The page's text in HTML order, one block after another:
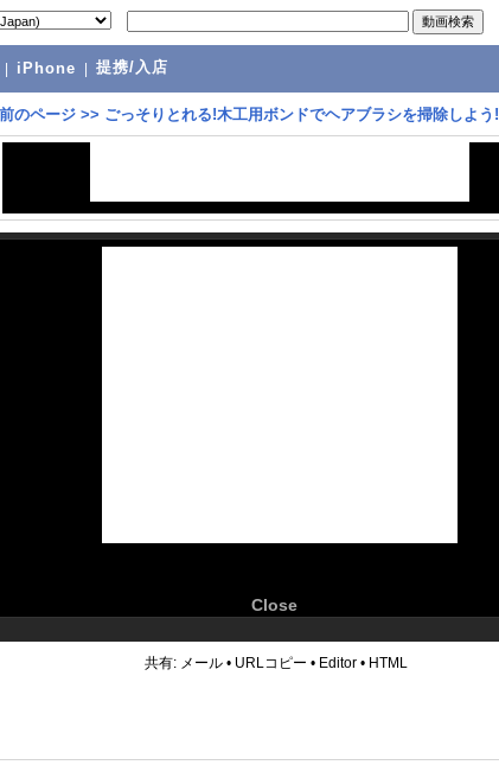
iPhone 提携/入店
前のページ >> ごっそりとれる!木工用ボンドでヘアブラシを掃除しよう!
Close
共有: メール • URLコピー • Editor • HTML